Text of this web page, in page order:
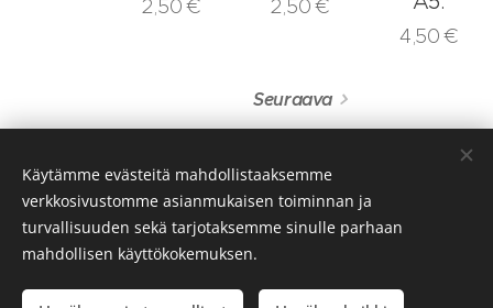
2,50€ 2,50€
4,50€
Seuraava
Käytämme evästeitä mahdollistaaksemme
verkkosivustomme asianmukaisen toiminnan ja
turvallisuuden sekä tarjotaksemme sinulle parhaan
mahdollisen käyttökokemuksen.